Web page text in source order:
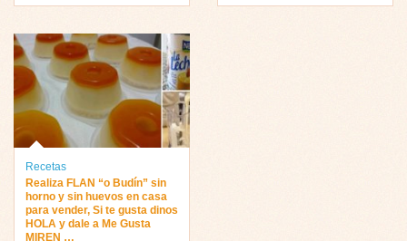
Recetas
Realiza FLAN “o Budín” sin
horno y sin huevos en casa
para vender, Si te gusta dinos
HOLA y dale a Me Gusta
MIREN …